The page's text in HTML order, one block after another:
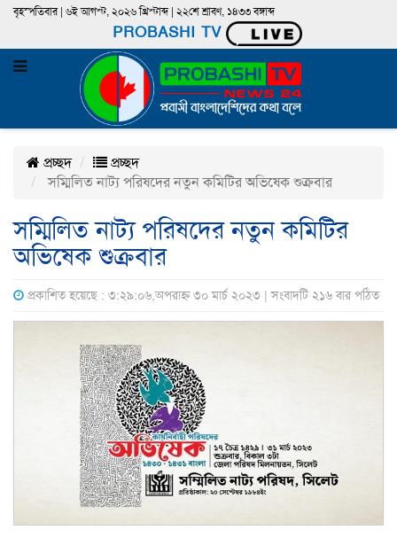
বৃহস্পতিবার | ৬ই আগস্ট, ২০২৬ খ্রিস্টাব্দ | ২২শে শ্রাবণ, ১৪৩৩ বঙ্গাব্দ
PROBASHI TV
প্রচ্ছদ
প্রচ্ছদ
সম্মিলিত নাট্য পরিষদের নতুন কমিটির অভিষেক শুক্রবার
সম্মিলিত নাট্য পরিষদের নতুন কমিটির
অভিষেক শুক্রবার
প্রকাশিত হয়েছে : ৩:২৯:০৬,অপরাহ্ন ৩০ মার্চ ২০২৩ | সংবাদটি ২১৬ বার পঠিত